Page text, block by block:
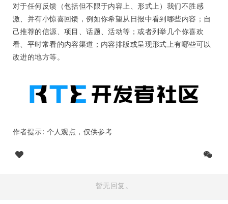
对于任何反馈（包括但不限于内容上、形式上）我们不胜感
激、并有小惊喜回馈，例如你希望从日报中看到哪些内容；自
己推荐的信源、项目、话题、活动等；或者列举几个你喜欢
看、平时常看的内容渠道；内容排版或呈现形式上有哪些可以
改进的地方等。
作者提示: 个人观点，仅供参考
暂无回复。